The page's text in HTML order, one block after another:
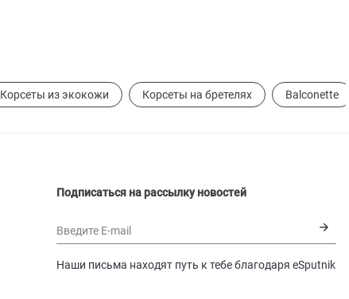
Корсеты из экокожи Корсеты на бретелях Balconette
Подписаться на рассылку новостей
Введите E-mail
Наши письма находят путь к тебе благодаря eSputnik